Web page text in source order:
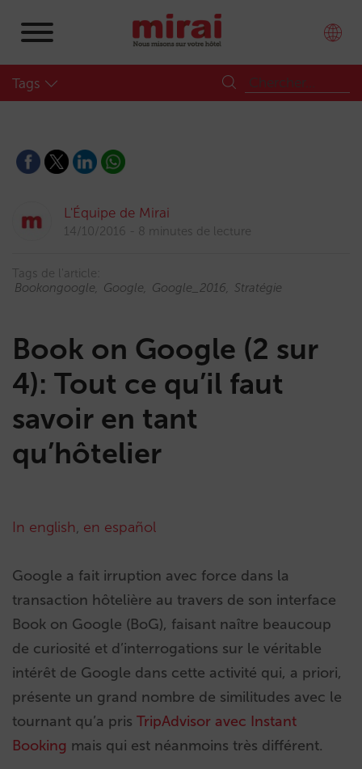
Tags
L'Équipe de Mirai
14/10/2016 8 minutes de lecture
Tags de l'article:
Bookongoogle
Google Google_2016 Stratégie
Book on Google (2 sur
4): Tout ce qu’il faut
savoir en tant
qu’hôtelier
In english, en español
Google a fait irruption avec force dans la
transaction hôtelière au travers de son interface
Book on Google (BoG), faisant naître beaucoup
de curiosité et d’interrogations sur le véritable
intérêt de Google dans cette activité qui, a priori,
présente un grand nombre de similitudes avec le
tournant qu’a pris TripAdvisor avec Instant
Booking mais qui est néanmoins très différent.